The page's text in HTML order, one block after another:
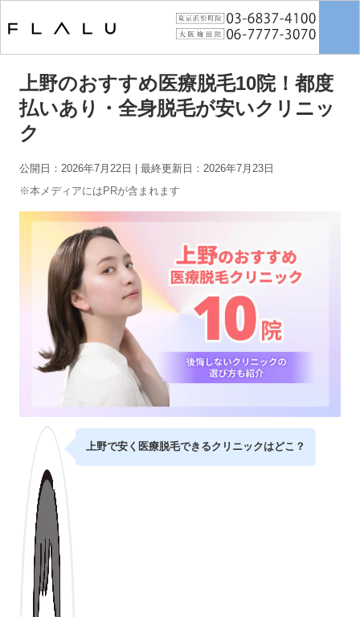
上野のおすすめ医療脱毛10院！都度払いあり・
全身脱毛が安いクリニック
上野のおすすめ医療脱毛10院！都度
払いあり・全身脱毛が安いクリニッ
ク
公開日：2026年7月22日
| 最終更新日：2026年7月23日
※本メディアにはPRが含まれます
上野で安く医療脱毛できるクリニックはどこ？